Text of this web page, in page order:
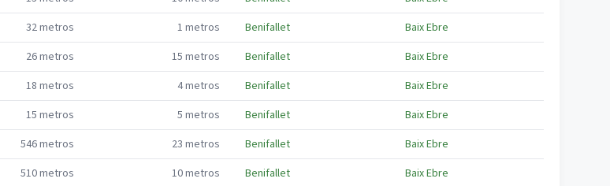
32metros 1 metros Benifallet
Baix Ebre
26metros 15 metros Benifallet
Baix Ebre
18 metros 4metros Benifallet
Baix Ebre
15 metros 5 metros Benifallet
Baix Ebre
546metros 23 metros Benifallet
Baix Ebre
510metros 10metros Benifallet
Baix Ebre